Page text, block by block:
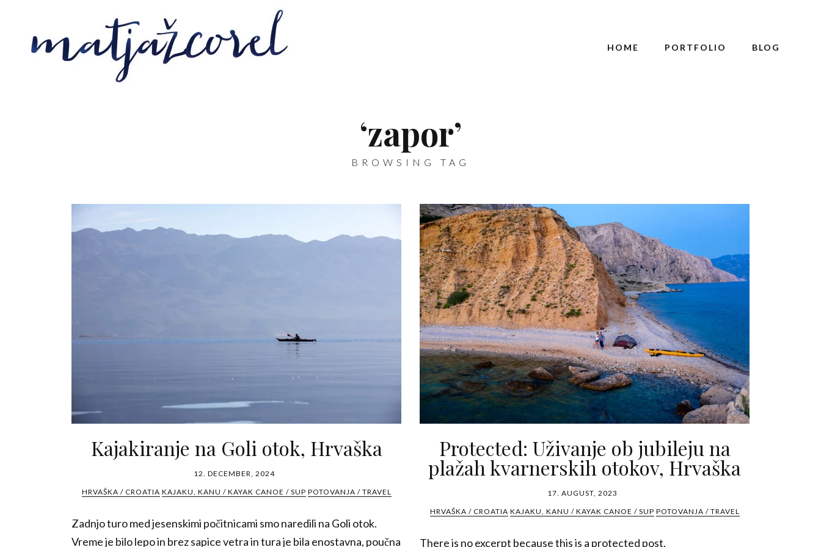
HOME PORTFOLIO BLOG
‘zapor’
BROWSING TAG
Kajakiranje na Goli otok, Hrvaška
12. DECEMBER, 2024
HRVAŠKA / CROATIA KAJAKU, KANU / KAYAK CANOE / SUP POTOVANJA / TRAVEL
Zadnjo turo med jesenskimi počitnicami smo naredili na Goli otok.
Vreme je bilo lepo in brez sapice vetra in tura je bila enostavna, poučna
Protected: Uživanje ob jubileju na
plažah kvarnerskih otokov, Hrvaška
17. AUGUST, 2023
HRVAŠKA / CROATIA KAJAKU, KANU / KAYAK CANOE / SUP POTOVANJA / TRAVEL
There is no excerpt because this is a protected post.